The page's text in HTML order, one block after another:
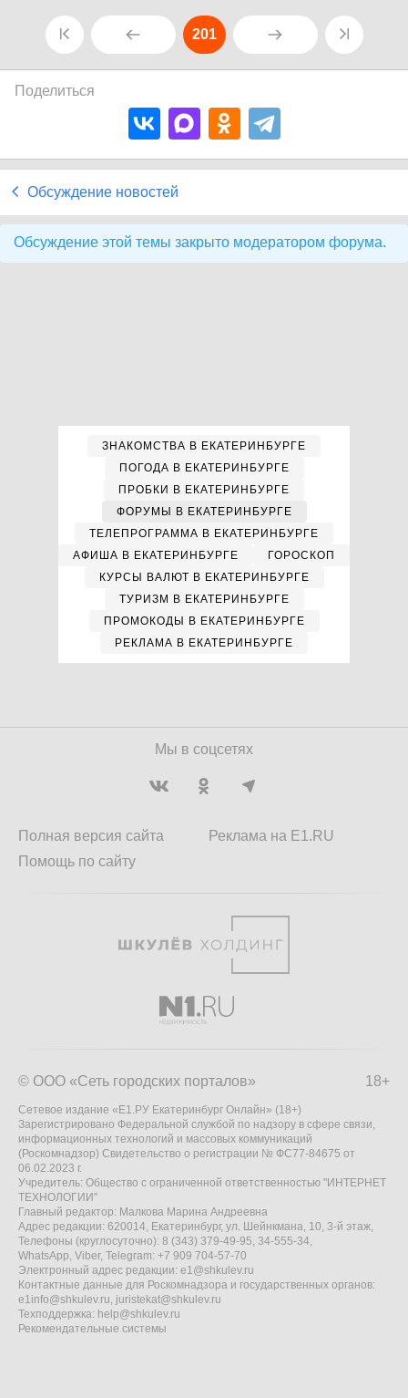
201
Поделиться
Обсуждение новостей
Обсуждение этой темы закрыто модератором форума.
ЗНАКОМСТВА В ЕКАТЕРИНБУРГЕ
ПОГОДА В ЕКАТЕРИНБУРГЕ
ПРОБКИ В ЕКАТЕРИНБУРГЕ
ФОРУМЫ В ЕКАТЕРИНБУРГЕ
ТЕЛЕПРОГРАММА В ЕКАТЕРИНБУРГЕ
АФИША В ЕКАТЕРИНБУРГЕ
ГОРОСКОП
КУРСЫ ВАЛЮТ В ЕКАТЕРИНБУРГЕ
ТУРИЗМ В ЕКАТЕРИНБУРГЕ
ПРОМОКОДЫ В ЕКАТЕРИНБУРГЕ
РЕКЛАМА В ЕКАТЕРИНБУРГЕ
Мы в соцсетях
Полная версия сайта
Помощь по сайту
Реклама на E1.RU
18+
© ООО «Сеть городских порталов»
Сетевое издание «Е1.РУ Екатеринбург Онлайн» (18+)
Зарегистрировано Федеральной службой по надзору в сфере связи,
информационных технологий и массовых коммуникаций
(Роскомнадзор) Свидетельство о регистрации № ФС77-84675 от
06.02.2023 г.
Учредитель: Общество с ограниченной ответственностью "ИНТЕРНЕТ
ТЕХНОЛОГИИ"
Главный редактор: Малкова Марина Андреевна
Адрес редакции: 620014, Екатеринбург, ул. Шейнкмана, 10, 3-й этаж,
Телефоны (круглосуточно): 8 (343) 379-49-95, 34-555-34,
WhatsApp, Viber, Telegram: +7 909 704-57-70
Электронный адрес редакции: e1@shkulev.ru
Контактные данные для Роскомнадзора и государственных органов:
e1info@shkulev.ru, juristekat@shkulev.ru
Техподдержка: help@shkulev.ru
Рекомендательные системы